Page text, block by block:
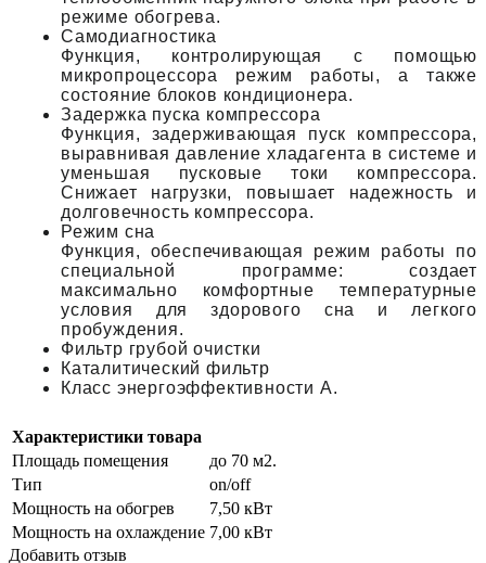
режиме обогрева.
Самодиагностика
Функция, контролирующая с помощью
микропроцессора режим работы, а также
состояние блоков кондиционера.
Задержка пуска компрессора
Функция, задерживающая пуск компрессора,
выравнивая давление хладагента в системе и
уменьшая пусковые токи компрессора.
Снижает нагрузки, повышает надежность и
долговечность компрессора.
Режим сна
Функция, обеспечивающая режим работы по
специальной программе: создает
максимально комфортные температурные
условия для здорового сна и легкого
пробуждения.
Фильтр грубой очистки
Каталитический фильтр
Класс энергоэффективности A.
Характеристики товара
Площадь помещения
до 70 м2.
Тип
on/off
Мощность на обогрев
7,50 кВт
Мощность на охлаждение 7,00 кВт
Добавить отзыв